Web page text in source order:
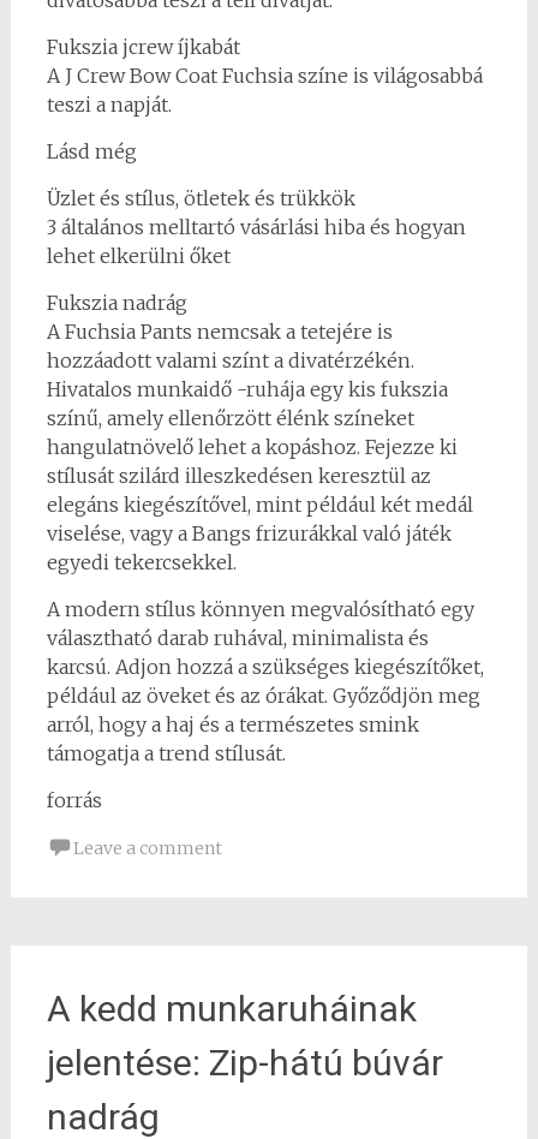
Fukszia jcrew íjkabát
A J Crew Bow Coat Fuchsia színe is világosabbá
teszi a napját.
Lásd még
Üzlet és stílus, ötletek és trükkök
3 általános melltartó vásárlási hiba és hogyan
lehet elkerülni őket
Fukszia nadrág
A Fuchsia Pants nemcsak a tetejére is
hozzáadott valami színt a divatérzékén.
Hivatalos munkaidő -ruhája egy kis fukszia
színű, amely ellenőrzött élénk színeket
hangulatnövelő lehet a kopáshoz. Fejezze ki
stílusát szilárd illeszkedésen keresztül az
elegáns kiegészítővel, mint például két medál
viselése, vagy a Bangs frizurákkal való játék
egyedi tekercsekkel.
A modern stílus könnyen megvalósítható egy
választható darab ruhával, minimalista és
karcsú. Adjon hozzá a szükséges kiegészítőket,
például az öveket és az órákat. Győződjön meg
arról, hogy a haj és a természetes smink
támogatja a trend stílusát.
forrás
Leave a comment
A kedd munkaruháinak
jelentése: Zip-hátú búvár
nadrág